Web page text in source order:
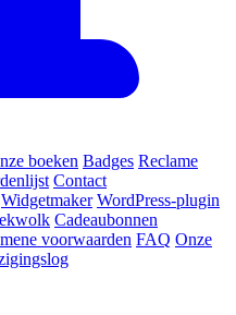
boeken Badges Reclame
Contact
Widgetmaker WordPress-plugin
Cadeaubonnen
voorwaarden FAQ Onze